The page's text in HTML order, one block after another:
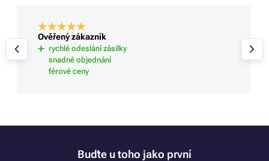
Ověřený zákazník
rychlé odeslání zásilky
snadné objednání
férové ceny
Buďte u toho jako první